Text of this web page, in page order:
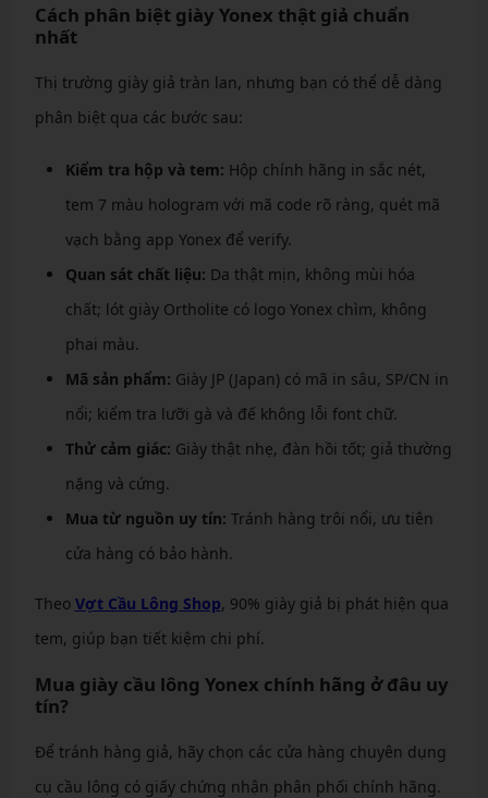
Cách phân biệt giày Yonex thật giả chuẩn
nhất
Thị trường giày giả tràn lan, nhưng bạn có thể dễ dàng
phân biệt qua các bước sau:
Kiểm tra hộp và tem: Hộp chính hãng in sắc nét,
tem 7 màu hologram với mã code rõ ràng, quét mã
vạch bằng app Yonex để verify.
Quan sát chất liệu: Da thật mịn, không mùi hóa
chất; lót giày Ortholite có logo Yonex chìm, không
phai màu.
Mã sản phẩm: Giày JP (Japan) có mã in sâu, SP/CN in
nổi; kiểm tra lưỡi gà và đế không lỗi font chữ.
Thử cảm giác: Giày thật nhẹ, đàn hồi tốt; giả thường
nặng và cứng.
Mua từ nguồn uy tín: Tránh hàng trôi nổi, ưu tiên
cửa hàng có bảo hành.
Theo Vợt Cầu Lông Shop, 90% giày giả bị phát hiện qua
tem, giúp bạn tiết kiệm chi phí.
Mua giày cầu lông Yonex chính hãng ở đâu uy
tín?
Để tránh hàng giả, hãy chọn các cửa hàng chuyên dụng
cụ cầu lông có giấy chứng nhận phân phối chính hãng.